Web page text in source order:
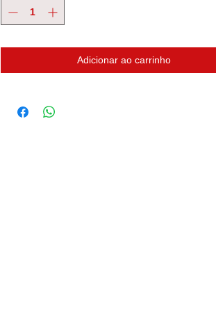
Adicionar ao carrinho